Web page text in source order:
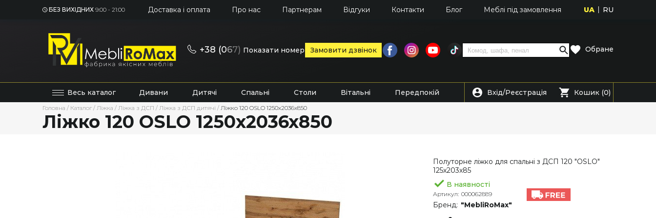
БЕЗ ВИХІДНИХ 9:00 - 21:00 Доставка і оплата Про нас Партнерам Відгуки Контакти Блог Меблі під замовлення UA RU
+38 (067) Показати номер Замовити дзвінок Обране
Весь каталог Дивани Дитячі Спальні Столи Вітальні Передпокій Вхід/Реєстрація Кошик (0)
Головна / Каталог / Ліжка / Ліжка з ДСП / Ліжка з ДСП дитячі / Ліжко 120 OSLO 1250х2036х850
Ліжко 120 OSLO 1250х2036х850
Полуторне ліжко для спальні з ДСП 120 "OSLO"
125х203х85
В наявності
Артикул: 000062889
Бренд: "MebliRoMax"